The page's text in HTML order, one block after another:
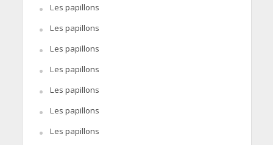
Les papillons
Les papillons
Les papillons
Les papillons
Les papillons
Les papillons
Les papillons